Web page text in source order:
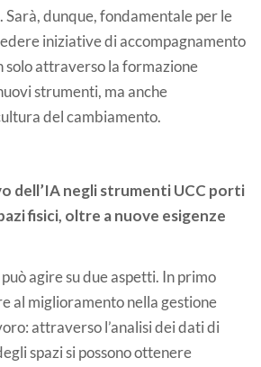
dunque, fondamentale per le
iniziative di accompagnamento
solo attraverso la formazione
strumenti, ma anche
del cambiamento.
dell’IA negli strumenti UCC porti
fisici, oltre a nuove esigenze
può agire su due aspetti. In primo
al miglioramento nella gestione
attraverso l’analisi dei dati di
spazi si possono ottenere